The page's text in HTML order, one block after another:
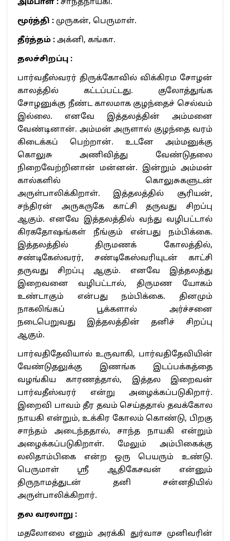
அம்பாள் : சாந்தநாயகி.
மூர்த்தி : முருகன், பெருமாள்.
தீர்த்தம் : அக்னி, கங்கா.
தலச்சிறப்பு :
பார்வதீஸ்வரர் திருக்கோவில் விக்கிரம சோழன்
காலத்தில் கட்டப்பட்டது. குலோத்துங்க
சோழனுக்கு நீண்ட காலமாக குழந்தைச் செல்வம்
இல்லை. எனவே இத்தலத்தின் அம்மனை
வேண்டினான். அம்மன் அருளால் குழந்தை வரம்
கிடைக்கப் பெற்றான். உடனே அம்மனுக்கு
கொலுசு அணிவித்து வேண்டுதலை
நிறைவேற்றினான் மன்னன். இன்றும் அம்மன்
கால்களில் கொலுசுகளுடன்
அருள்பாலிக்கிறாள். இத்தலத்தில் சூரியன்,
சந்திரன் அருகருகே காட்சி தருவது சிறப்பு
ஆகும். எனவே இத்தலத்தில் வந்து வழிபட்டால்
கிரகதோஷங்கள் நீங்கும் என்பது நம்பிக்கை.
இத்தலத்தில் திருமணக் கோலத்தில்,
சண்டிகேஸ்வரர், சண்டிகேஸ்வரியுடன் காட்சி
தருவது சிறப்பு ஆகும். எனவே இத்தலத்து
இறைவனை வழிபட்டால், திருமண யோகம்
உண்டாகும் என்பது நம்பிக்கை. தினமும்
நாகலிங்கப் பூக்களால் அர்ச்சனை
நடைபெறுவது இத்தலத்தின் தனிச் சிறப்பு
ஆகும்.
பார்வதிதேவியால் உருவாகி, பார்வதிதேவியின்
வேண்டுதலுக்கு இணங்க இடப்பக்கத்தை
வழங்கிய காரணத்தால், இத்தல இறைவன்
பார்வதீஸ்வரர் என்று அழைக்கப்படுகிறார்.
இறைவி பாவம் தீர தவம் செய்ததால் தவக்கோல
நாயகி என்றும், உக்கிர கோலம் கொண்டு, பிறகு
சாந்தம் அடைந்ததால், சாந்த நாயகி என்றும்
அழைக்கப்படுகிறாள். மேலும் அம்பிகைக்கு
லலிதாம்பிகை என்ற ஒரு பெயரும் உண்டு.
பெருமாள் ஸ்ரீ ஆதிகேசவன் என்னும்
திருநாமத்துடன் தனி சன்னதியில்
அருள்பாலிக்கிறார்.
தல வரலாறு :
மதலோலை எனும் அரக்கி துர்வாச முனிவரின்